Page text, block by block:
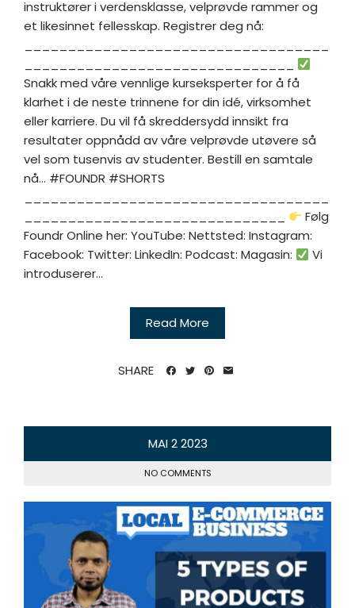
instruktører i verdensklasse, velprøvde rammer og
et likesinnet fellesskap. Registrer deg nå:
Snakk med våre vennlige kurseksperter for å få
klarhet i de neste trinnene for din idé, virksomhet
eller karriere. Du vil få skreddersydd innsikt fra
resultater oppnådd av våre velprøvde utøvere så
vel som tusenvis av studenter. Bestill en samtale
nå... #FOUNDR #SHORTS
Følg
Foundr Online her: YouTube: Nettsted: Instagram:
Facebook: Twitter: LinkedIn: Podcast: Magasin:
Vi
introduserer...
Read More
SHARE
MAI 2 2023
NO COMMENTS